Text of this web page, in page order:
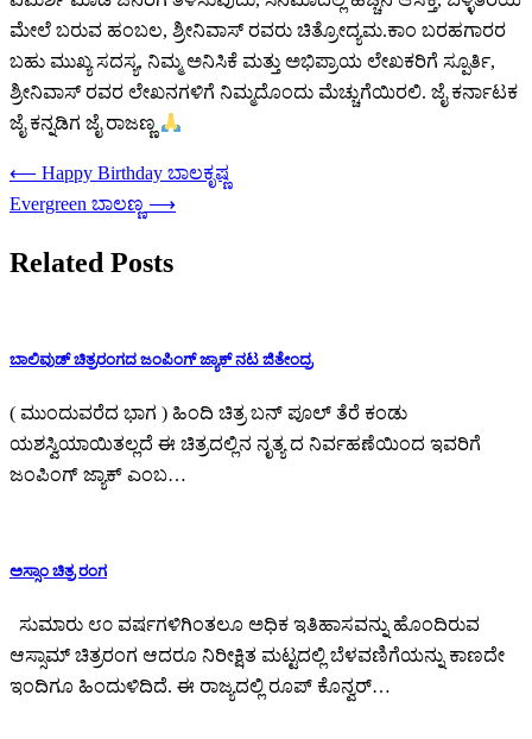
ಮೇಲೆ ಬರುವ ಹಂಬಲ, ಶ್ರೀನಿವಾಸ್ ರವರು ಚಿತ್ರೋದ್ಯಮ.ಕಾಂ ಬರಹಗಾರರ
ಬಹು ಮುಖ್ಯ ಸದಸ್ಯ, ನಿಮ್ಮ ಅನಿಸಿಕೆ ಮತ್ತು ಅಭಿಪ್ರಾಯ ಲೇಖಕರಿಗೆ ಸ್ಪೂರ್ತಿ,
ಶ್ರೀನಿವಾಸ್ ರವರ ಲೇಖನಗಳಿಗೆ ನಿಮ್ಮದೊಂದು ಮೆಚ್ಚುಗೆಯಿರಲಿ. ಜೈ ಕರ್ನಾಟಕ
ಜೈ ಕನ್ನಡಿಗ ಜೈ ರಾಜಣ್ಣ
Post
navigation
⟵ Happy Birthday ಬಾಲಕೃಷ್ಣ
Evergreen ಬಾಲಣ್ಣ ⟶
Related Posts
ಬಾಲಿವುಡ್ ಚಿತ್ರರಂಗದ ಜಂಪಿಂಗ್ ಜ್ಯಾಕ್ ನಟ ಜಿತೇಂದ್ರ
( ಮುಂದುವರೆದ ಭಾಗ ) ಹಿಂದಿ ಚಿತ್ರ ಬನ್ ಪೂಲ್ ತೆರೆ ಕಂಡು
ಯಶಸ್ವಿಯಾಯಿತಲ್ಲದೆ ಈ ಚಿತ್ರದಲ್ಲಿನ ನೃತ್ಯ ದ ನಿರ್ವಹಣೆಯಿಂದ ಇವರಿಗೆ
ಜಂಪಿಂಗ್ ಜ್ಯಾಕ್ ಎಂಬ…
ಅಸ್ಸಾಂ ಚಿತ್ರ ರಂಗ
ಸುಮಾರು ೮೦ ವರ್ಷಗಳಿಗಿಂತಲೂ ಅಧಿಕ ಇತಿಹಾಸವನ್ನು ಹೊಂದಿರುವ
ಆಸ್ಸಾಮ್ ಚಿತ್ರರಂಗ ಆದರೂ ನಿರೀಕ್ಷಿತ ಮಟ್ಟದಲ್ಲಿ ಬೆಳವಣಿಗೆಯನ್ನು ಕಾಣದೇ
ಇಂದಿಗೂ ಹಿಂದುಳಿದಿದೆ. ಈ ರಾಜ್ಯದಲ್ಲಿ ರೂಪ್ ಕೊನ್ವರ್…